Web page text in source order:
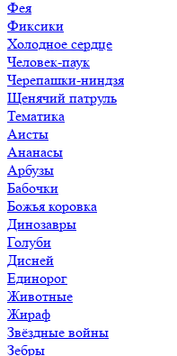
Фея
Фиксики
Холодное сердце
Человек-паук
Черепашки-ниндзя
Щенячий патруль
Тематика
Аисты
Ананасы
Арбузы
Бабочки
Божья коровка
Динозавры
Голуби
Дисней
Единорог
Животные
Жираф
Звёздные войны
Зебры